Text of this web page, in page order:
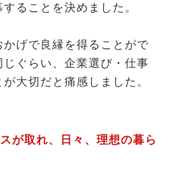
ることを決めました。
げで良縁を得ることがで
ぐらい、企業選び・仕事
大切だと痛感しました。
が取れ、日々、理想の暮ら